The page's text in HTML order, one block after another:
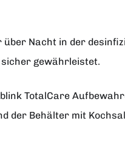
Nacht in der
gewährleistet.
TotalCare
Behälter mit